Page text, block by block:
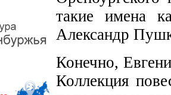
такие имена
Александр
Конечно,
Коллекция